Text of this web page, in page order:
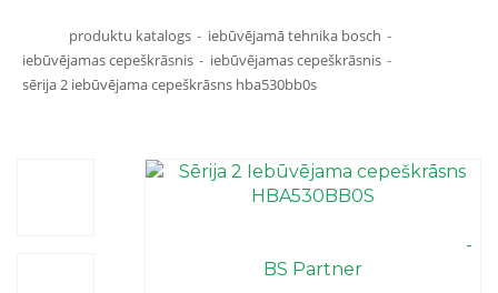
produktu katalogs - iebūvējamā tehnika bosch -
iebūvējamas cepeškrāsnis - iebūvējamas cepeškrāsnis -
sērija 2 iebūvējama cepeškrāsns hba530bb0s